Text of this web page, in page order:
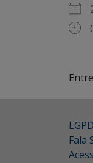
LGPD
Fala